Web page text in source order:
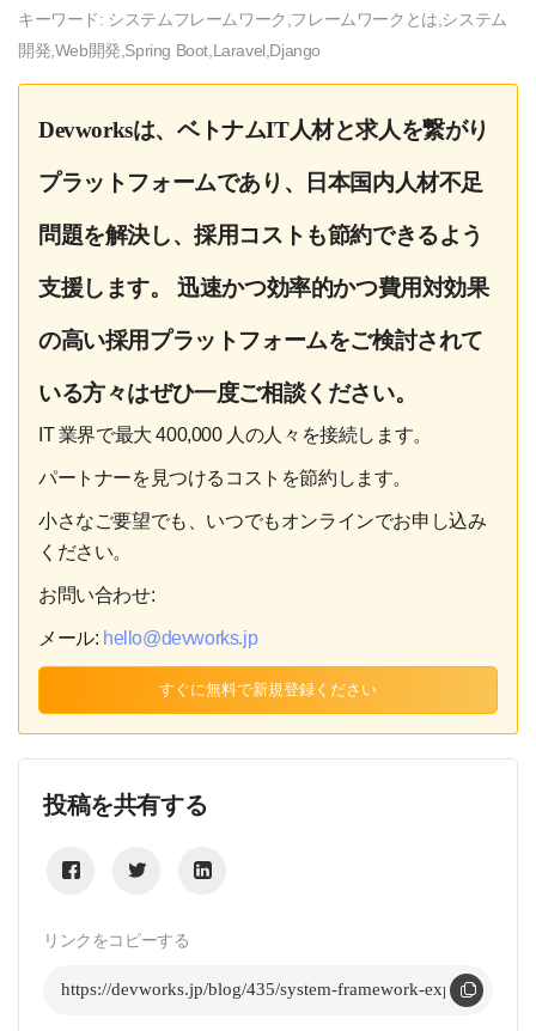
キーワード: システムフレームワーク,フレームワークとは,システム
開発,Web開発,Spring Boot,Laravel,Django
Devworksは、ベトナムIT人材と求人を繋がり
プラットフォームであり、日本国内人材不足
問題を解決し、採用コストも節約できるよう
支援します。 迅速かつ効率的かつ費用対効果
の高い採用プラットフォームをご検討されて
いる方々はぜひ一度ご相談ください。
IT 業界で最大 400,000 人の人々を接続します。
パートナーを見つけるコストを節約します。
小さなご要望でも、いつでもオンラインでお申し込み
ください。
お問い合わせ:
メール: hello@devworks.jp
すぐに無料で新規登録ください
投稿を共有する
リンクをコピーする